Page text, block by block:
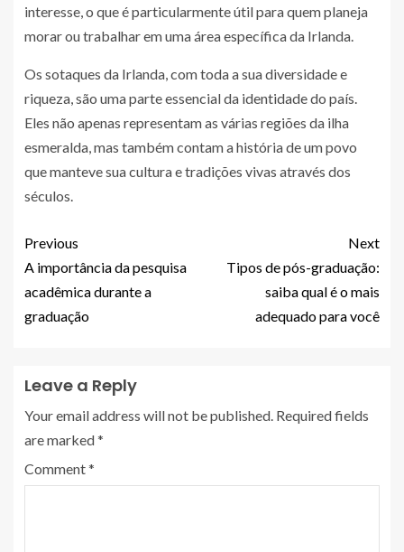
interesse, o que é particularmente útil para quem planeja
morar ou trabalhar em uma área específica da Irlanda.
Os sotaques da Irlanda, com toda a sua diversidade e
riqueza, são uma parte essencial da identidade do país.
Eles não apenas representam as várias regiões da ilha
esmeralda, mas também contam a história de um povo
que manteve sua cultura e tradições vivas através dos
séculos.
Previous
A importância da pesquisa
acadêmica durante a
graduação
Next
Tipos de pós-graduação:
saiba qual é o mais
adequado para você
Leave a Reply
Your email address will not be published. Required fields
are marked*
Comment*